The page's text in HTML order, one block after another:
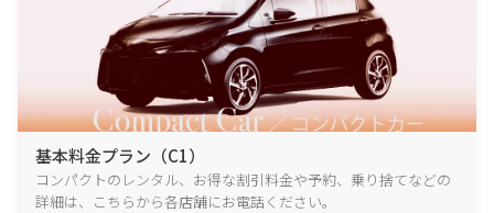
基本料金プラン（C1）
コンパクトのレンタル、お得な割引料金や予約、乗り捨てなどの
詳細は、こちらから各店舗にお電話ください。